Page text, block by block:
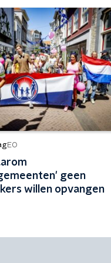
EO
geen
willen opvangen